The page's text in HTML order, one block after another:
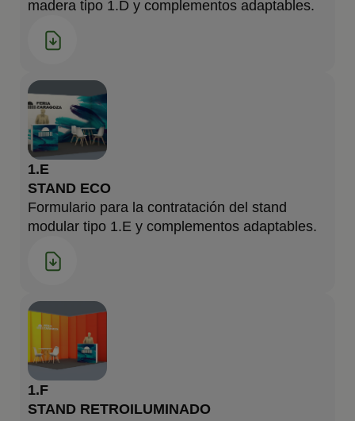
madera tipo 1.D y complementos adaptables.
1.E
STAND ECO
Formulario para la contratación del stand
modular tipo 1.E y complementos adaptables.
1.F
STAND RETROILUMINADO